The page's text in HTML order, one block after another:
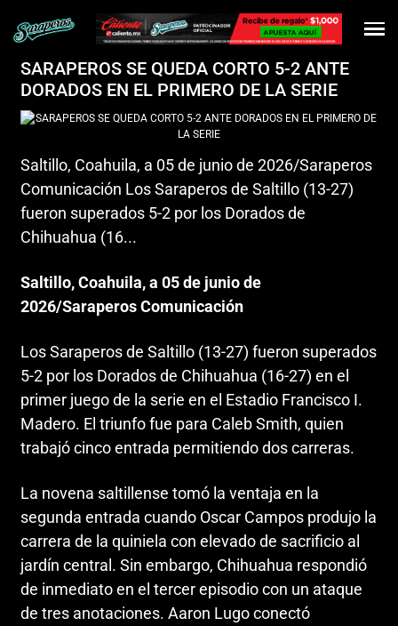
SARAPEROS SE QUEDA CORTO 5-2 ANTE
DORADOS EN EL PRIMERO DE LA SERIE
Saltillo, Coahuila, a 05 de junio de 2026/Saraperos
Comunicación Los Saraperos de Saltillo (13-27)
fueron superados 5-2 por los Dorados de
Chihuahua (16...
Saltillo, Coahuila, a 05 de junio de
2026/Saraperos Comunicación
Los Saraperos de Saltillo (13-27) fueron superados
5-2 por los Dorados de Chihuahua (16-27) en el
primer juego de la serie en el Estadio Francisco I.
Madero. El triunfo fue para Caleb Smith, quien
trabajó cinco entrada permitiendo dos carreras.
La novena saltillense tomó la ventaja en la
segunda entrada cuando Oscar Campos produjo la
carrera de la quiniela con elevado de sacrificio al
jardín central. Sin embargo, Chihuahua respondió
de inmediato en el tercer episodio con un ataque
de tres anotaciones. Aaron Lugo conectó